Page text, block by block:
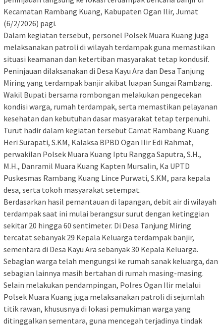
Kecamatan Rambang Kuang, Kabupaten Ogan Ilir, Jumat
(6/2/2026) pagi.
‎Dalam kegiatan tersebut, personel Polsek Muara Kuang juga
melaksanakan patroli di wilayah terdampak guna memastikan
situasi keamanan dan ketertiban masyarakat tetap kondusif.
‎Peninjauan dilaksanakan di Desa Kayu Ara dan Desa Tanjung
Miring yang terdampak banjir akibat luapan Sungai Rambang.
Wakil Bupati bersama rombongan melakukan pengecekan
kondisi warga, rumah terdampak, serta memastikan pelayanan
kesehatan dan kebutuhan dasar masyarakat tetap terpenuhi.
‎Turut hadir dalam kegiatan tersebut Camat Rambang Kuang
Heri Surapati, S.KM, Kalaksa BPBD Ogan Ilir Edi Rahmat,
perwakilan Polsek Muara Kuang Iptu Rangga Saputra, S.H.,
M.H., Danramil Muara Kuang Kapten Mursalin, Ka UPTD
Puskesmas Rambang Kuang Lince Purwati, S.KM, para kepala
desa, serta tokoh masyarakat setempat.
‎Berdasarkan hasil pemantauan di lapangan, debit air di wilayah
terdampak saat ini mulai berangsur surut dengan ketinggian
sekitar 20 hingga 60 sentimeter. Di Desa Tanjung Miring
tercatat sebanyak 29 Kepala Keluarga terdampak banjir,
sementara di Desa Kayu Ara sebanyak 30 Kepala Keluarga.
Sebagian warga telah mengungsi ke rumah sanak keluarga, dan
sebagian lainnya masih bertahan di rumah masing-masing.
‎Selain melakukan pendampingan, Polres Ogan Ilir melalui
Polsek Muara Kuang juga melaksanakan patroli di sejumlah
titik rawan, khususnya di lokasi pemukiman warga yang
ditinggalkan sementara, guna mencegah terjadinya tindak